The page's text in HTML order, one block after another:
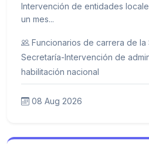
Intervención de entidades
un mes...
Funcionarios de carrera de la
Secretaría-Intervención de
habilitación nacional
08 Aug 2026